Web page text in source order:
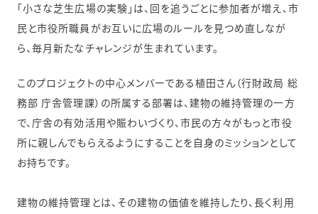
「小さな芝生広場の実験」は、回を追うごとに参加者が増え、市
民と市役所職員がお互いに広場のルールを見つめ直しなが
ら、毎月新たなチャレンジが生まれています。
このプロジェクトの中心メンバーである植田さん（行財政局 総
務部 庁舎管理課）の所属する部署は、建物の維持管理の一方
で、庁舎の有効活用や賑わいづくり、市民の方々がもっと市役
所に親しんでもらえるようにすることを自身のミッションとして
お持ちです。
建物の維持管理とは、その建物の価値を維持したり、長く利用